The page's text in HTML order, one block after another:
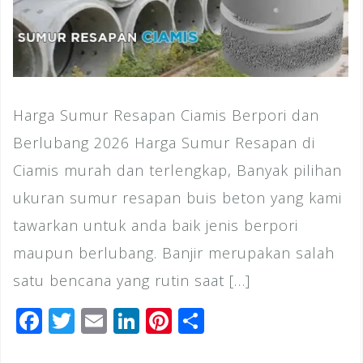
Harga Sumur Resapan Ciamis Berpori dan
Berlubang 2026 Harga Sumur Resapan di
Ciamis murah dan terlengkap, Banyak pilihan
ukuran sumur resapan buis beton yang kami
tawarkan untuk anda baik jenis berpori
maupun berlubang. Banjir merupakan salah
satu bencana yang rutin saat […]
F T E Li Pi